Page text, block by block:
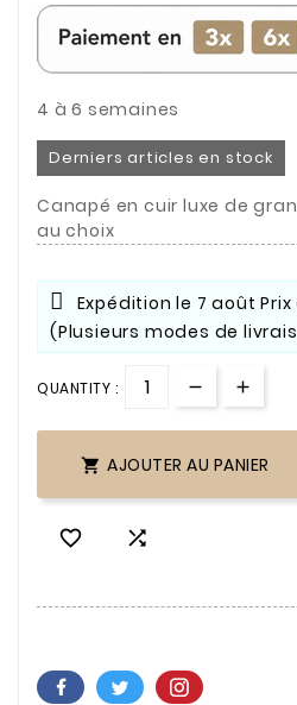
4 à 6 semaines
Derniers articles en stock
Canapé en cuir luxe de
au choix
Expédition le 7 août
(Plusieurs modes de
QUANTITY :
 AJOUTER AU PANIER
 